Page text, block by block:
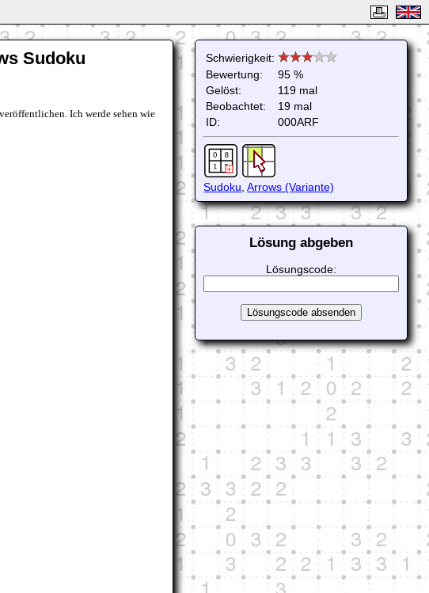
Sudoku
Ich werde sehen wie
Schwierigkeit:
Bewertung:
95 %
Gelöst:
119 mal
Beobachtet:
19 mal
ID:
000ARF
Sudoku,Arrows (Variante)
Lösung abgeben
Lösungscode: